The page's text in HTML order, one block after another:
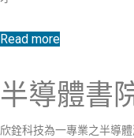
Read more
半導體書
欣銓科技為一專業之半導